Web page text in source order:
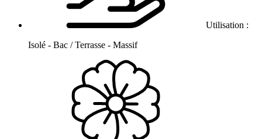
Utilisation :
Isolé - Bac / Terrasse - Massif